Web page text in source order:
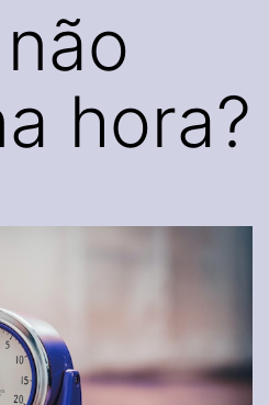
hora?